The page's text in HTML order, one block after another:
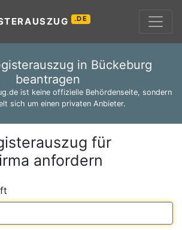
.DE
in Bückeburg
beantragen
ist keine offizielle Behördenseite, sondern
sich um einen privaten Anbieter.
für
anfordern